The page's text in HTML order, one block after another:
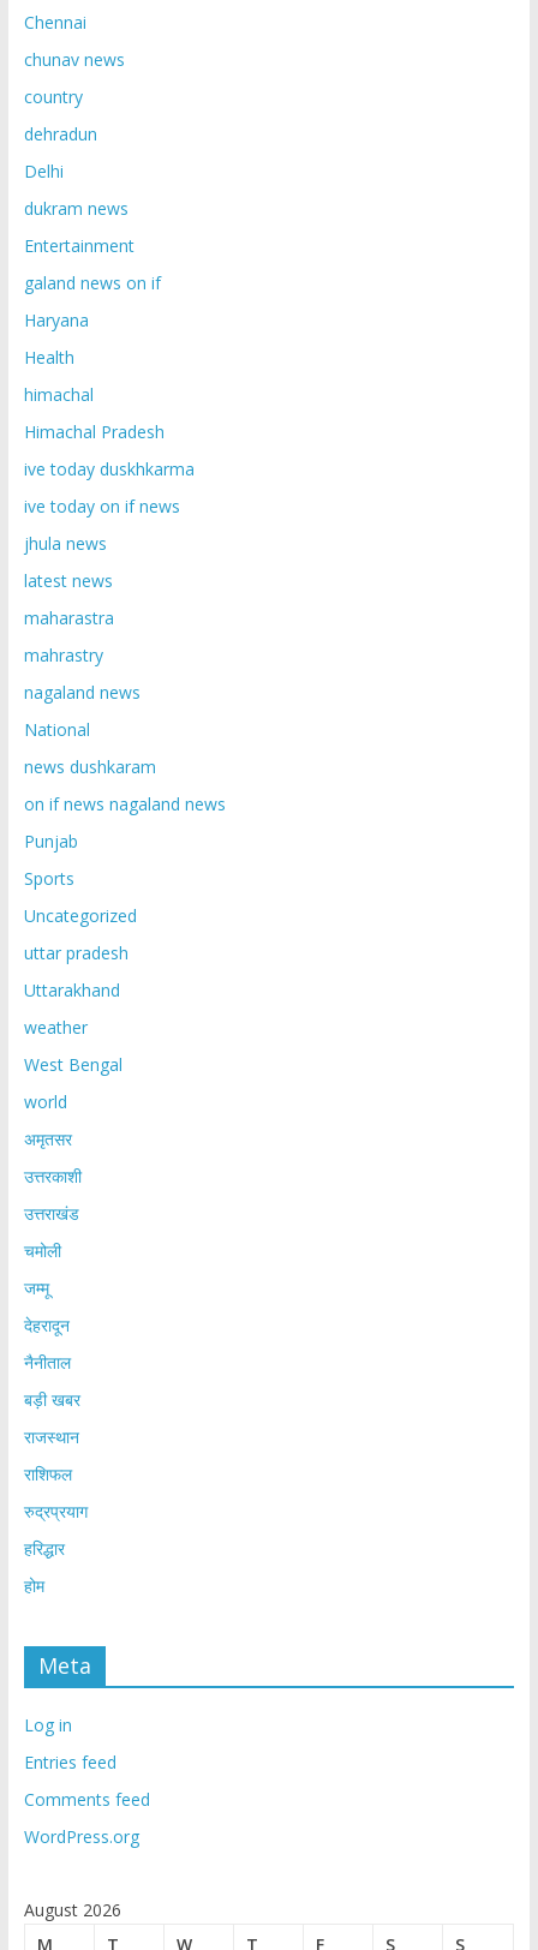
Chennai
chunav news
country
dehradun
Delhi
dukram news
Entertainment
galand news on if
Haryana
Health
himachal
Himachal Pradesh
ive today duskhkarma
ive today on if news
jhula news
latest news
maharastra
mahrastry
nagaland news
National
news dushkaram
on if news nagaland news
Punjab
Sports
Uncategorized
uttar pradesh
Uttarakhand
weather
West Bengal
world
अमृतसर
उत्तरकाशी
उत्तराखंड
चमोली
जम्मू
देहरादून
नैनीताल
बड़ी खबर
राजस्थान
राशिफल
रुद्रप्रयाग
हरिद्धार
होम
Meta
Log in
Entries feed
Comments feed
WordPress.org
August 2026
M
T W T F S S